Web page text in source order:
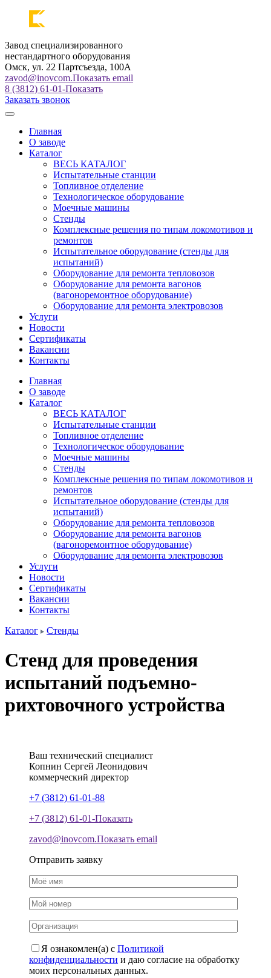
Завод специализированного
нестандартного оборудования
Омск, ул. 22 Партсъезда, 100А
zavod@inovcom.Показать email
8 (3812) 61-01-Показать
Заказать звонок
Главная
О заводе
Каталог
ВЕСЬ КАТАЛОГ
Испытательные станции
Топливное отделение
Технологическое оборудование
Моечные машины
Стенды
Комплексные решения по типам локомотивов и
ремонтов
Испытательное оборудование (стенды для
испытаний)
Оборудование для ремонта тепловозов
Оборудование для ремонта вагонов
(вагоноремонтное оборудование)
Оборудование для ремонта электровозов
Услуги
Новости
Сертификаты
Вакансии
Контакты
Главная
О заводе
Каталог
ВЕСЬ КАТАЛОГ
Испытательные станции
Топливное отделение
Технологическое оборудование
Моечные машины
Стенды
Комплексные решения по типам локомотивов и
ремонтов
Испытательное оборудование (стенды для
испытаний)
Оборудование для ремонта тепловозов
Оборудование для ремонта вагонов
(вагоноремонтное оборудование)
Оборудование для ремонта электровозов
Услуги
Новости
Сертификаты
Вакансии
Контакты
Каталог
Стенды
Стенд для проведения
испытаний подъемно-
рихтовочного устройства
Ваш технический специалист
Копнин Сергей Леонидович
коммерческий директор
+7 (3812) 61-01-88
+7 (3812) 61-01-Показать
zavod@inovcom.Показать email
Отправить заявку
Я ознакомлен(а) с Политикой
конфиденциальности и даю согласие на обработку
моих персональных данных.